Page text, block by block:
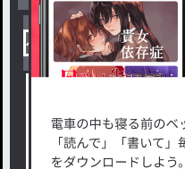
小説を探す
小説コンテスト応募・公募
出版・メディアミックス作品